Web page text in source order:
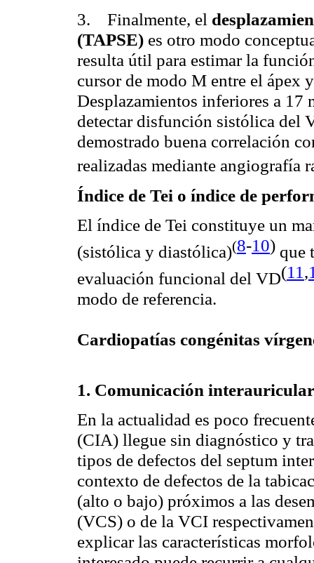
3. Finalmente, el
(TAPSE) es otro modo
resulta útil para estimar la
cursor de modo M entre el ápex
Desplazamientos inferiores a 17
detectar disfunción sistólica del
demostrado buena correlación
realizadas mediante angiografía
Índice de Tei o índice de
El índice de Tei constituye un
(sistólica y diastólica)(8-10) que
evaluación funcional del VD(11 ,
modo de referencia.
Cardiopatías congénitas
1. Comunicación interauricular
En la actualidad es poco
(CIA) llegue sin diagnóstico y
tipos de defectos del septum
contexto de defectos de la
(alto o bajo) próximos a las
(VCS) o de la VCI
explicar las características